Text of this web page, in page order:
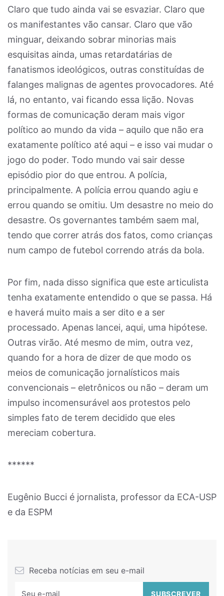
Claro que tudo ainda vai se esvaziar. Claro que
os manifestantes vão cansar. Claro que vão
minguar, deixando sobrar minorias mais
esquisitas ainda, umas retardatárias de
fanatismos ideológicos, outras constituídas de
falanges malignas de agentes provocadores. Até
lá, no entanto, vai ficando essa lição. Novas
formas de comunicação deram mais vigor
político ao mundo da vida – aquilo que não era
exatamente político até aqui – e isso vai mudar o
jogo do poder. Todo mundo vai sair desse
episódio pior do que entrou. A polícia,
principalmente. A polícia errou quando agiu e
errou quando se omitiu. Um desastre no meio do
desastre. Os governantes também saem mal,
tendo que correr atrás dos fatos, como crianças
num campo de futebol correndo atrás da bola.
Por fim, nada disso significa que este articulista
tenha exatamente entendido o que se passa. Há
e haverá muito mais a ser dito e a ser
processado. Apenas lancei, aqui, uma hipótese.
Outras virão. Até mesmo de mim, outra vez,
quando for a hora de dizer de que modo os
meios de comunicação jornalísticos mais
convencionais – eletrônicos ou não – deram um
impulso incomensurável aos protestos pelo
simples fato de terem decidido que eles
mereciam cobertura.
******
Eugênio Bucci é jornalista, professor da ECA-USP
e da ESPM
Receba notícias em seu e-mail